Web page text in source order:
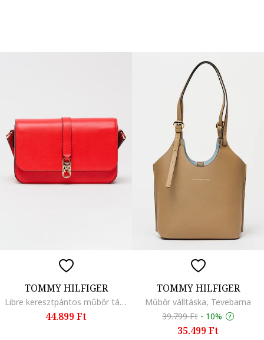
TOMMY HILFIGER
Libre keresztpántos műbőr táska, Élénkpiros
44.899 Ft
TOMMY HILFIGER
Műbőr válltáska, Tevebarna
39.799 Ft - 10%
35.499 Ft